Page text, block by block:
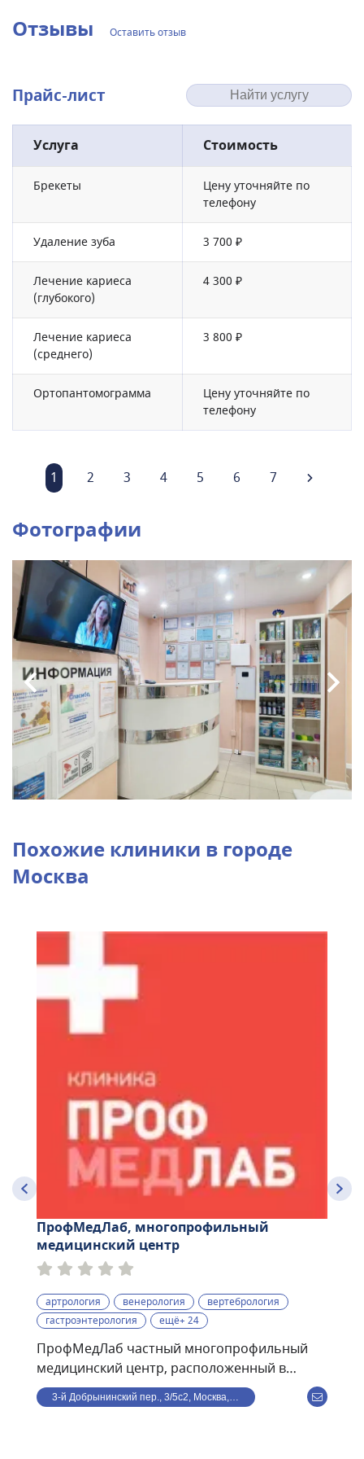
Отзывы Оставить отзыв
Прайс-лист
Услуга Стоимость
Брекеты
Цену уточняйте по
телефону
Удаление зуба 3 700 ₽
Лечение кариеса
(глубокого)
4 300 ₽
Лечение кариеса
(среднего)
3 800 ₽
Ортопантомограмма
Цену уточняйте по
телефону
1 2 3 4 5 6 7
Фотографии
Похожие клиники в городе
Москва
ПрофМедЛаб, многопрофильный
медицинский центр
артрология венерология
вертебрология
гастроэнтерология
ещё+ 24
ПрофМедЛаб частный многопрофильный
медицинский центр, расположенный в
центре Москвы, в 8 минутах ходьбы от ст. м.
Улица 1905 года. В клинике ведут прием по
3-й Добрынинский пер., 3/5с2, Москва, Россия